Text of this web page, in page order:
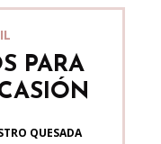
PARA
QUESADA